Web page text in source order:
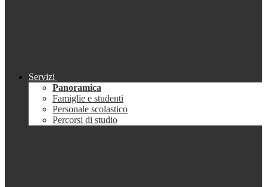
Servizi
Panoramica
Famiglie e studenti
Personale scolastico
Percorsi di studio